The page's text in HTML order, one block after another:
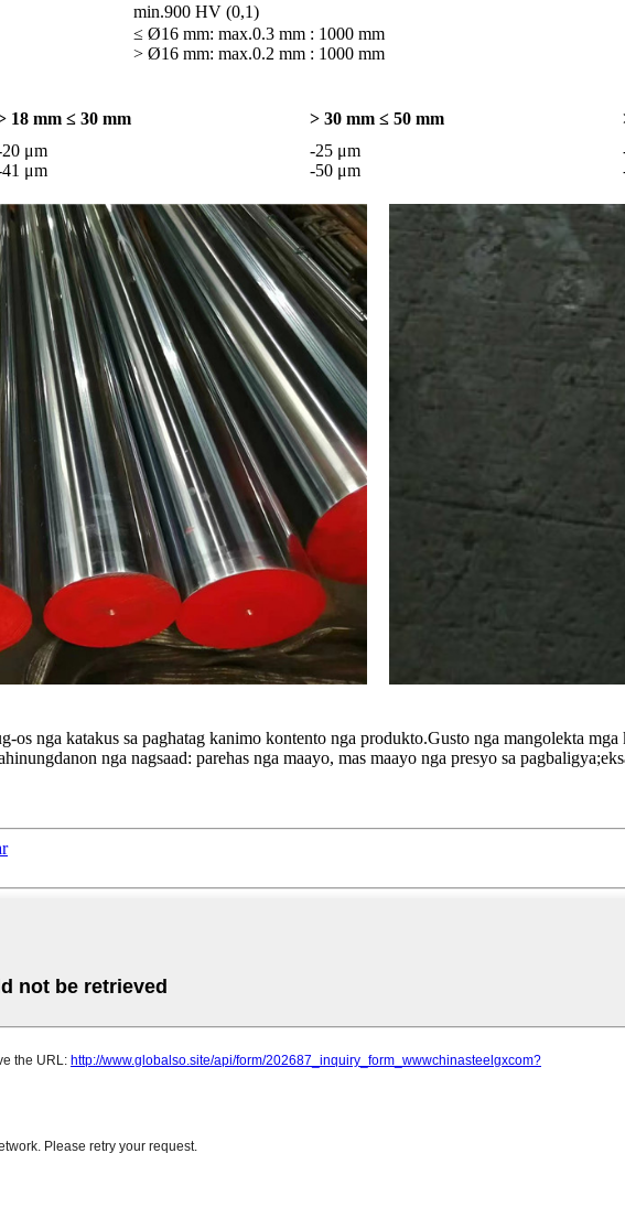
min.900 HV (0,1)
≤ Ø16 mm: max.0.3 mm : 1000 mm
> Ø16 mm: max.0.2 mm : 1000 mm
18 mm ≤ 30 mm > 30 mm ≤ 50 mm
μm
μm
-25 μm
-50 μm
os nga katakus sa paghatag kanimo kontento nga produkto.Gusto nga mangolekta
nga nagsaad: parehas nga maayo, mas maayo nga presyo sa